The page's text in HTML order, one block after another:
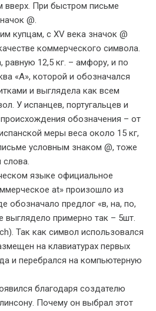
вверх. При быстром письме
@.
купцам, с XV века значок @
коммерческого символа.
равную 12,5 кг. – амфору, и по
«А», которой и обозначался
и выглядела как всем
У испанцев, португальцев и
обозначения – от
меры веса около 15 кг,
условным знаком @, тоже
слова.
языке официальное
at» произошло из
обозначало предлог «в, на, по,
выглядело примерно так – 5шт.
Так как символ использовался
на клавиатурах первых
и перебрался на компьютерную
благодаря создателю
Почему он выбрал этот